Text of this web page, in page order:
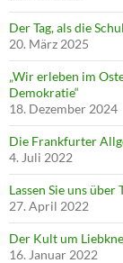
Der Tag, als die
20. März 2025
„Wir erleben im
Demokratie“
18. Dezember 2024
Die Frankfurter
4. Juli 2022
Lassen Sie uns über
27. April 2022
Der Kult um
16. Januar 2022